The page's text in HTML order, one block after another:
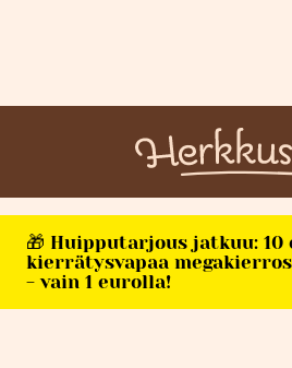
🎁 Huipputarjous jatkuu: 10
kierrätysvapaa
- vain 1 eurolla!